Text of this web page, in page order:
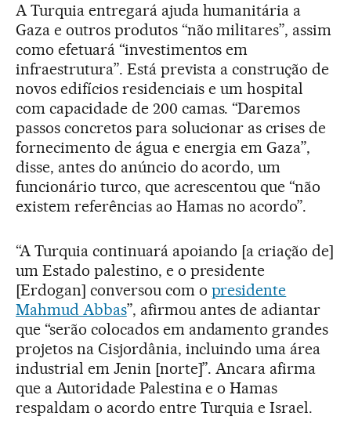
A Turquia entregará ajuda humanitária a
Gaza e outros produtos “não militares”, assim
como efetuará “investimentos em
infraestrutura”. Está prevista a construção de
novos edifícios residenciais e um hospital
com capacidade de 200 camas. “Daremos
passos concretos para solucionar as crises de
fornecimento de água e energia em Gaza”,
disse, antes do anúncio do acordo, um
funcionário turco, que acrescentou que “não
existem referências ao Hamas no acordo”.
“A Turquia continuará apoiando [a criação de]
um Estado palestino, e o presidente
[Erdogan] conversou com o presidente
Mahmud Abbas”, afirmou antes de adiantar
que “serão colocados em andamento grandes
projetos na Cisjordânia, incluindo uma área
industrial em Jenin [norte]”. Ancara afirma
que a Autoridade Palestina e o Hamas
respaldam o acordo entre Turquia e Israel.